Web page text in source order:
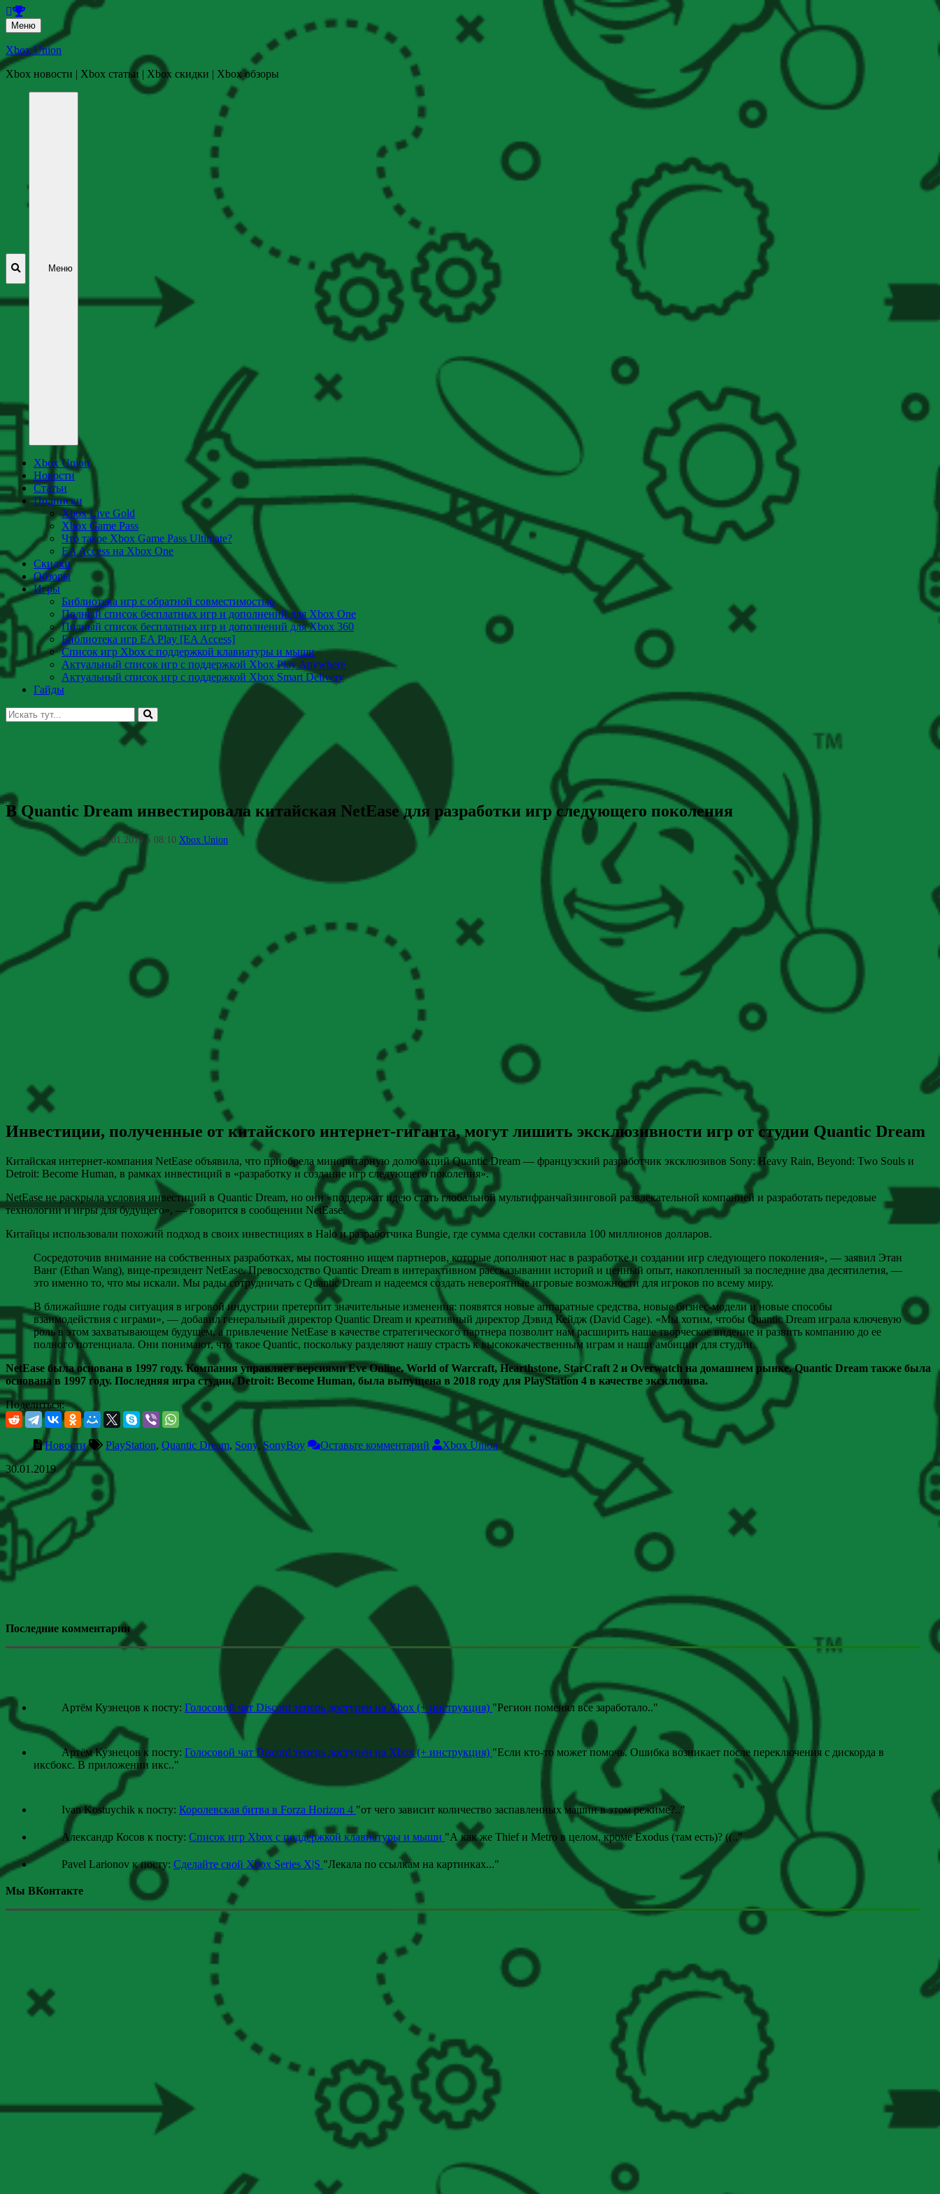
Меню Перейти
к
содержанию
Xbox Union
Xbox новости | Xbox статьи | Xbox скидки | Xbox обзоры
Меню
Перейти
Xbox Union
Новости
Статьи
Подписки
Xbox Live Gold
Xbox Game Pass
Что такое Xbox Game Pass Ultimate?
EA Access на Xbox One
Скидки
Обзоры
Игры
Библиотека игр с обратной совместимостью
Полный список бесплатных игр и дополнений для Xbox One
Полный список бесплатных игр и дополнений для Xbox 360
Библиотека игр EA Play [EA Access]
Список игр Xbox c поддержкой клавиатуры и мыши
Актуальный список игр с поддержкой Xbox Play Anywhere
Актуальный список игр с поддержкой Xbox Smart Delivery
Гайды
Искать:
В Quantic Dream инвестировала китайская NetEase для разработки игр следующего поколения
30.01.2019 в 08:10 Xbox Union
Инвестиции, полученные от китайского интернет-гиганта, могут лишить эксклюзивности игр от студии Quantic Dream
Китайская интернет-компания NetEase объявила, что приобрела миноритарную долю акций Quantic Dream — французский разработчик эксклюзивов Sony: Heavy Rain, Beyond: Two Souls и
Detroit: Become Human, в рамках инвестиций в «разработку и создание игр следующего поколения».
NetEase не раскрыла условия инвестиций в Quantic Dream, но они «поддержат идею стать глобальной мультифранчайзинговой развлекательной компанией и разработать передовые
технологии и игры для будущего», — говорится в сообщении NetEase.
Китайцы использовали похожий подход в своих инвестициях в Halo и разработчика Bungie, где сумма сделки составила 100 миллионов долларов.
Сосредоточив внимание на собственных разработках, мы постоянно ищем партнеров, которые дополняют нас в разработке и создании игр следующего поколения», — заявил Этан
Ванг (Ethan Wang), вице-президент NetEase. Превосходство Quantic Dream в интерактивном рассказывании историй и ценный опыт, накопленный за последние два десятилетия, —
это именно то, что мы искали. Мы рады сотрудничать с Quantic Dream и надеемся создать невероятные игровые возможности для игроков по всему миру.
В ближайшие годы ситуация в игровой индустрии претерпит значительные изменения: появятся новые аппаратные средства, новые бизнес-модели и новые способы
взаимодействия с играми», — добавил генеральный директор Quantic Dream и креативный директор Дэвид Кейдж (David Cage). «Мы хотим, чтобы Quantic Dream играла ключевую
роль в этом захватывающем будущем, а привлечение NetEase в качестве стратегического партнера позволит нам расширить наше творческое видение и развить компанию до ее
полного потенциала. Они понимают, что такое Quantic, поскольку разделяют нашу страсть к высококачественным играм и наши амбиции для студии.
NetEase была основана в 1997 году. Компания управляет версиями Eve Online, World of Warcraft, Hearthstone, StarCraft 2 и Overwatch на домашнем рынке. Quantic Dream также была
основана в 1997 году. Последняя игра студии, Detroit: Become Human, была выпущена в 2018 году для PlayStation 4 в качестве эксклюзива.
Поделиться:
Новости PlayStation, Quantic Dream, Sony,SonyBoy Оставьте комментарий
Xbox Union
30.01.2019
Последние комментарии
Артём Кузнецов к посту: Голосовой чат Discord теперь доступен на Xbox (+ инструкция) "Регион поменял все заработало.."
Артём Кузнецов к посту: Голосовой чат Discord теперь доступен на Xbox (+ инструкция) "Если кто-то может помочь. Ошибка возникает после переключения с дискорда в
иксбокс. В приложении икс.."
Ivan Kostuychik к посту: Королевская битва в Forza Horizon 4 "от чего зависит количество заспавленных машин в этом режиме?.."
Александр Косов к посту: Список игр Xbox c поддержкой клавиатуры и мыши "А как же Thief и Metro в целом, кроме Exodus (там есть)? ((.."
Pavel Larionov к посту: Сделайте свой Xbox Series X|S "Лекала по ссылкам на картинках..."
Мы ВКонтакте